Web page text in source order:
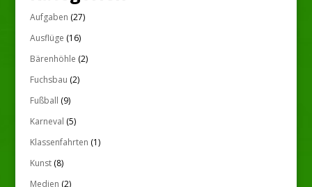
Aufgaben (27)
Ausflüge (16)
Bärenhöhle (2)
Fuchsbau (2)
Fußball (9)
Karneval (5)
Klassenfahrten (1)
Kunst(8)
Medien (2)